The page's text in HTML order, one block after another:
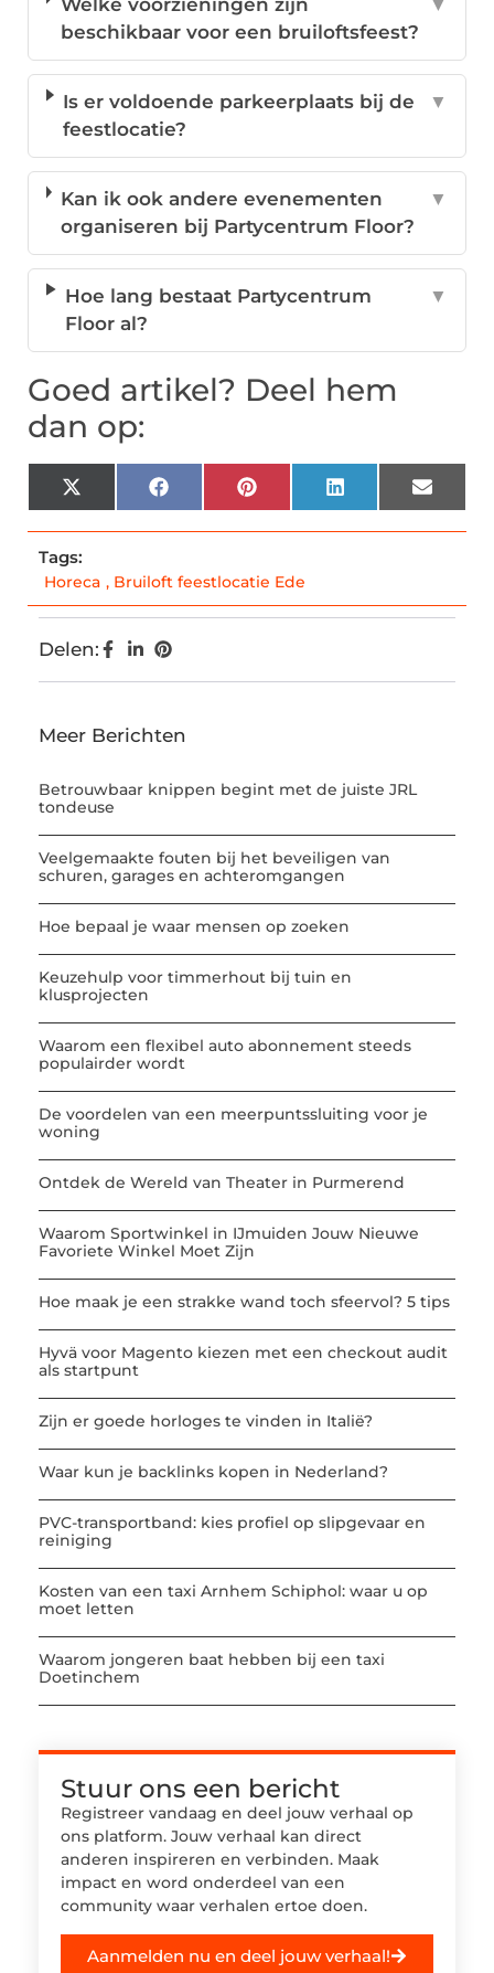
Welke voorzieningen zijn
beschikbaar voor een bruiloftsfeest?
▼
Is er voldoende parkeerplaats bij de
feestlocatie?
▼
Kan ik ook andere evenementen
organiseren bij Partycentrum Floor?
▼
Hoe lang bestaat Partycentrum
Floor al?
▼
Goed artikel? Deel hem
dan op:
X
(Twitter)
FacebookPinterestLinkedInEmail
Tags:
Horeca , Bruiloft feestlocatie Ede
Delen:
Meer Berichten
Betrouwbaar knippen begint met de juiste JRL
tondeuse
Veelgemaakte fouten bij het beveiligen van
schuren, garages en achteromgangen
Hoe bepaal je waar mensen op zoeken
Keuzehulp voor timmerhout bij tuin en
klusprojecten
Waarom een flexibel auto abonnement steeds
populairder wordt
De voordelen van een meerpuntssluiting voor je
woning
Ontdek de Wereld van Theater in Purmerend
Waarom Sportwinkel in IJmuiden Jouw Nieuwe
Favoriete Winkel Moet Zijn
Hoe maak je een strakke wand toch sfeervol? 5 tips
Hyvä voor Magento kiezen met een checkout audit
als startpunt
Zijn er goede horloges te vinden in Italië?
Waar kun je backlinks kopen in Nederland?
PVC-transportband: kies profiel op slipgevaar en
reiniging
Kosten van een taxi Arnhem Schiphol: waar u op
moet letten
Waarom jongeren baat hebben bij een taxi
Doetinchem
Stuur ons een bericht
Registreer vandaag en deel jouw verhaal op
ons platform. Jouw verhaal kan direct
anderen inspireren en verbinden. Maak
impact en word onderdeel van een
community waar verhalen ertoe doen.
Aanmelden nu en deel jouw verhaal!